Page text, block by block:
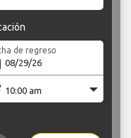
de regreso